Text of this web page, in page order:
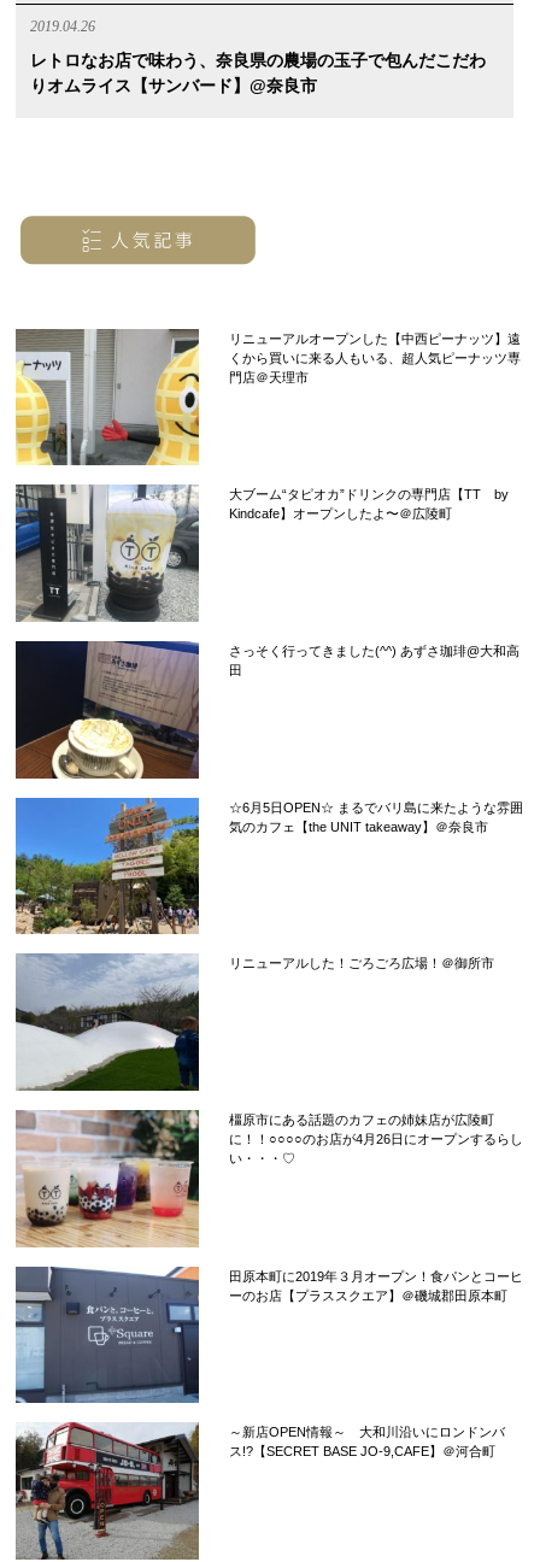
2019.04.26
レトロなお店で味わう、奈良県の農場の玉子で包んだこだわ
りオムライス【サンバード】@奈良市
リニューアルオープンした【中西ピーナッツ】遠
くから買いに来る人もいる、超人気ピーナッツ専
門店＠天理市
大ブーム“タピオカ”ドリンクの専門店【TT by
Kindcafe】オープンしたよ〜＠広陵町
さっそく行ってきました(^^) あずさ珈琲@大和高
田
☆6月5日OPEN☆ まるでバリ島に来たような雰囲
気のカフェ【the UNIT takeaway】＠奈良市
リニューアルした！ごろごろ広場！＠御所市
橿原市にある話題のカフェの姉妹店が広陵町
に！！○○○○のお店が4月26日にオープンするらし
い・・・♡
田原本町に2019年３月オープン！食パンとコーヒ
ーのお店【プラススクエア】＠磯城郡田原本町
～新店OPEN情報～ 大和川沿いにロンドンバ
ス!?【SECRET BASE JO-9,CAFE】＠河合町